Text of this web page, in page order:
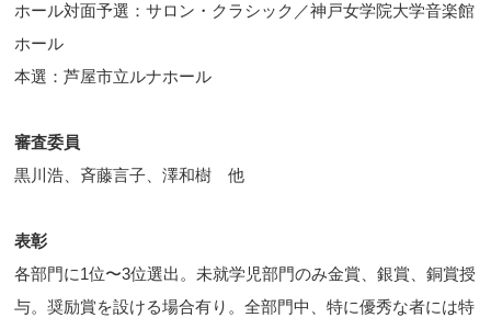
ホール対面予選：サロン・クラシック／神戸女学院大学音楽館
ホール
本選：芦屋市立ルナホール
審査委員
黒川浩、斉藤言子、澤和樹 他
表彰
各部門に1位〜3位選出。未就学児部門のみ金賞、銀賞、銅賞授
与。奨励賞を設ける場合有り。全部門中、特に優秀な者には特